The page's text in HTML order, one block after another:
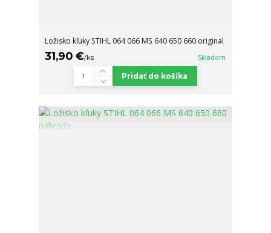
Ložisko kľuky STIHL 064 066 MS 640 650 660 original
31,90 €/ks Skladom
Pridať do košíka